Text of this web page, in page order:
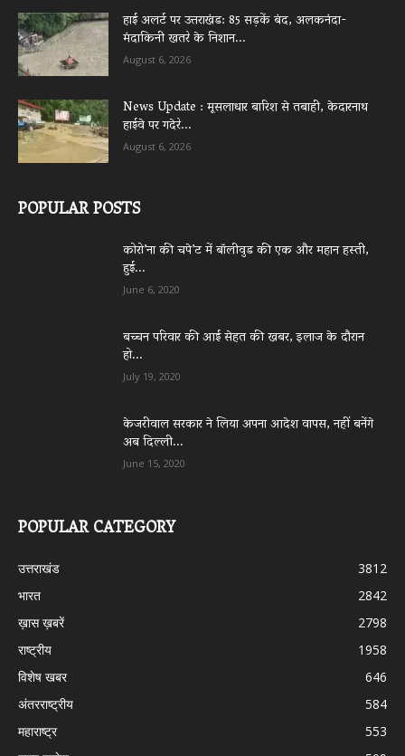
हाई अलर्ट पर उत्तराखंड: 85 सड़कें बंद, अलकनंदा-
मंदाकिनी खतरे के निशान...
August 6, 2026
News Update : मूसलाधार बारिश से तबाही, केदारनाथ
हाईवे पर गदेरे...
August 6, 2026
POPULAR POSTS
कोरो’ना की चपे’ट में बॉलीवुड की एक और महान हस्ती,
हुई...
June 6, 2020
बच्चन परिवार की आई सेहत की खबर, इलाज के दौरान
हो...
July 19, 2020
केजरीवाल सरकार ने लिया अपना आदेश वापस, नहीं बनेंगे
अब दिल्ली...
June 15, 2020
POPULAR CATEGORY
उत्तराखंड
3812
भारत
2842
ख़ास ख़बरें
2798
राष्ट्रीय
1958
विशेष खबर
646
अंतरराष्ट्रीय
584
महाराष्ट्र
553